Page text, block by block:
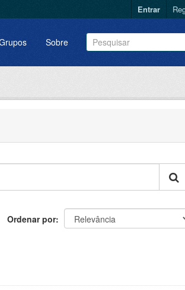
Entrar
Sobre
Ordenar por